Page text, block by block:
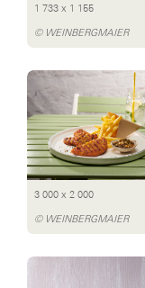
1 733 x 1 155
© WEINBERGMAIER
3 000 x 2 000
© WEINBERGMAIER